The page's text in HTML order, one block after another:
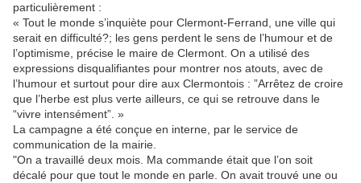
particulièrement :
« Tout le monde s’inquiète pour Clermont-Ferrand, une ville qui
serait en difficulté?; les gens perdent le sens de l’humour et de
l’optimisme, précise le maire de Clermont. On a utilisé des
expressions disqualifiantes pour montrer nos atouts, avec de
l’humour et surtout pour dire aux Clermontois : ”Arrêtez de croire
que l’herbe est plus verte ailleurs, ce qui se retrouve dans le
“vivre intensément”. »
La campagne a été conçue en interne, par le service de
communication de la mairie.
"On a travaillé deux mois. Ma commande était que l’on soit
décalé pour que tout le monde en parle. On avait trouvé une ou